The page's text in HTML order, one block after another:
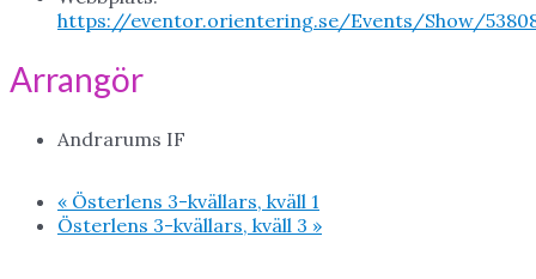
https://eventor.orientering.se/Events/Show/
Arrangör
Andrarums IF
« Österlens 3-kvällars, kväll 1
Österlens 3-kvällars, kväll 3 »